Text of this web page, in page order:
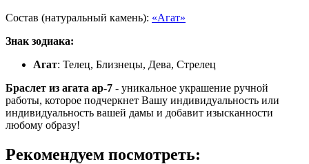
Состав (натуральный камень): «Агат»
Знак зодиака:
Агат: Телец, Близнецы, Дева, Стрелец
Браслет из агата ар-7 - уникальное украшение ручной
работы, которое подчеркнет Вашу индивидуальность или
индивидуальность вашей дамы и добавит изысканности
любому образу!
Рекомендуем посмотреть: